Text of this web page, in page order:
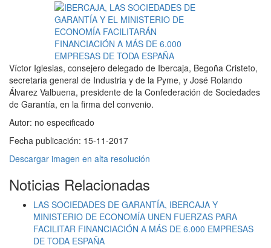
Víctor Iglesias, consejero delegado de Ibercaja, Begoña Cristeto,
secretaria general de Industria y de la Pyme, y José Rolando
Álvarez Valbuena, presidente de la Confederación de Sociedades
de Garantía, en la firma del convenio.
Autor: no especificado
Fecha publicación: 15-11-2017
Descargar imagen en alta resolución
Noticias Relacionadas
LAS SOCIEDADES DE GARANTÍA, IBERCAJA Y
MINISTERIO DE ECONOMÍA UNEN FUERZAS PARA
FACILITAR FINANCIACIÓN A MÁS DE 6.000 EMPRESAS
DE TODA ESPAÑA